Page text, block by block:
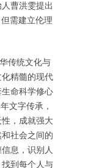
曹洪雯提出
需建立伦理
传统文化与
精髓的现代
命科学修心
文字传承，
，成就强大
社会之间的
息，识别人
到每个人与